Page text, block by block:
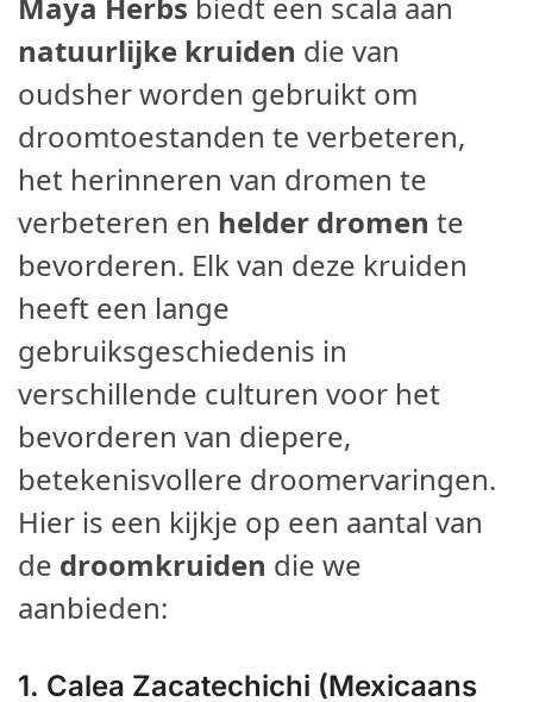
Maya Herbs biedt een scala aan
natuurlijke kruiden die van
oudsher worden gebruikt om
droomtoestanden te verbeteren,
het herinneren van dromen te
verbeteren en helder dromen te
bevorderen. Elk van deze kruiden
heeft een lange
gebruiksgeschiedenis in
verschillende culturen voor het
bevorderen van diepere,
betekenisvollere droomervaringen.
Hier is een kijkje op een aantal van
de droomkruiden die we
aanbieden:
1. Calea Zacatechichi (Mexicaans